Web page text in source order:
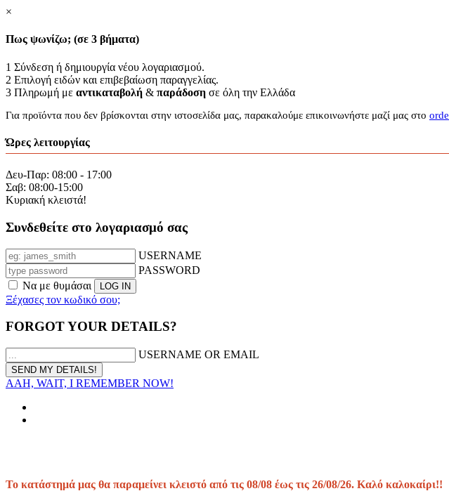
×
Πως ψωνίζω; (σε 3 βήματα)
1 Σύνδεση ή δημιουργία νέου λογαριασμού.
2 Επιλογή ειδών και επιβεβαίωση παραγγελίας.
3 Πληρωμή με αντικαταβολή & παράδοση σε όλη την Ελλάδα
Για προϊόντα που δεν βρίσκονται στην ιστοσελίδα μας, παρακαλούμε επικοινωνήστε μαζί μας στο
Ώρες λειτουργίας
Δευ-Παρ: 08:00 - 17:00
Σαβ: 08:00-15:00
Κυριακή κλειστά!
Συνδεθείτε στο λογαριασμό σας
USERNAME
PASSWORD
Να με θυμάσαι
Ξέχασες τον κωδικό σου;
FORGOT YOUR DETAILS?
USERNAME OR EMAIL
AAH, WAIT, I REMEMBER NOW!
Το κατάστημά μας θα παραμείνει κλειστό από τις 08/08 έως τις 26/08/26. Καλό καλοκαίρι!!